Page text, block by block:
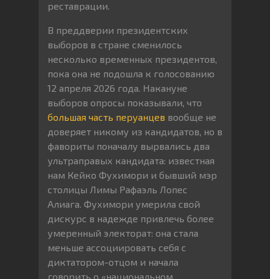
реставрации.
В преддверии президентских
выборов в стране сменилось
несколько временных президентов,
пока она не подошла к голосованию
12 апреля 2026 года. Накануне
выборов опросы показывали, что
большая часть перуанцев вообще не
доверяет никому из кандидатов, но в
фавориты поначалу вырвались два
ультраправых кандидата: известная
нам Кейко Фухимори и бывший мэр
столицы Лимы Рафаэль Лопес
Алиага. Фухимори умерила свой
дискурс в надежде привлечь более
умеренный электорат: она стала
меньше ассоциировать себя с
диктатором-отцом и начала
говорить о «национальном